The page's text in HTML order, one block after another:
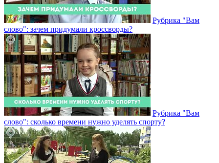
Рубрика "Вам
слово": зачем придумали кроссворды?
Рубрика "Вам
слово": сколько времени нужно уделять спорту?